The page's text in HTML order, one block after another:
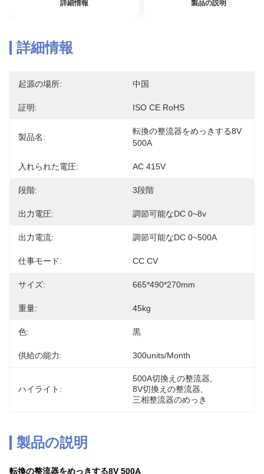
詳細情報 製品の説明
詳細情報
起源の場所: 中国
証明: ISO CE RoHS
製品名:
転換の整流器をめっきする8V
500A
入れられた電圧: AC 415V
段階: 3段階
出力電圧: 調節可能なDC 0~8v
出力電流: 調節可能なDC 0~500A
仕事モード: CC CV
サイズ: 665*490*270mm
重量: 45kg
色: 黒
供給の能力: 300units/month
ハイライト:
500A切換えの整流器
8V切換えの整流器
三相整流器のめっき
製品の説明
転換の整流器をめっきする8V 500A